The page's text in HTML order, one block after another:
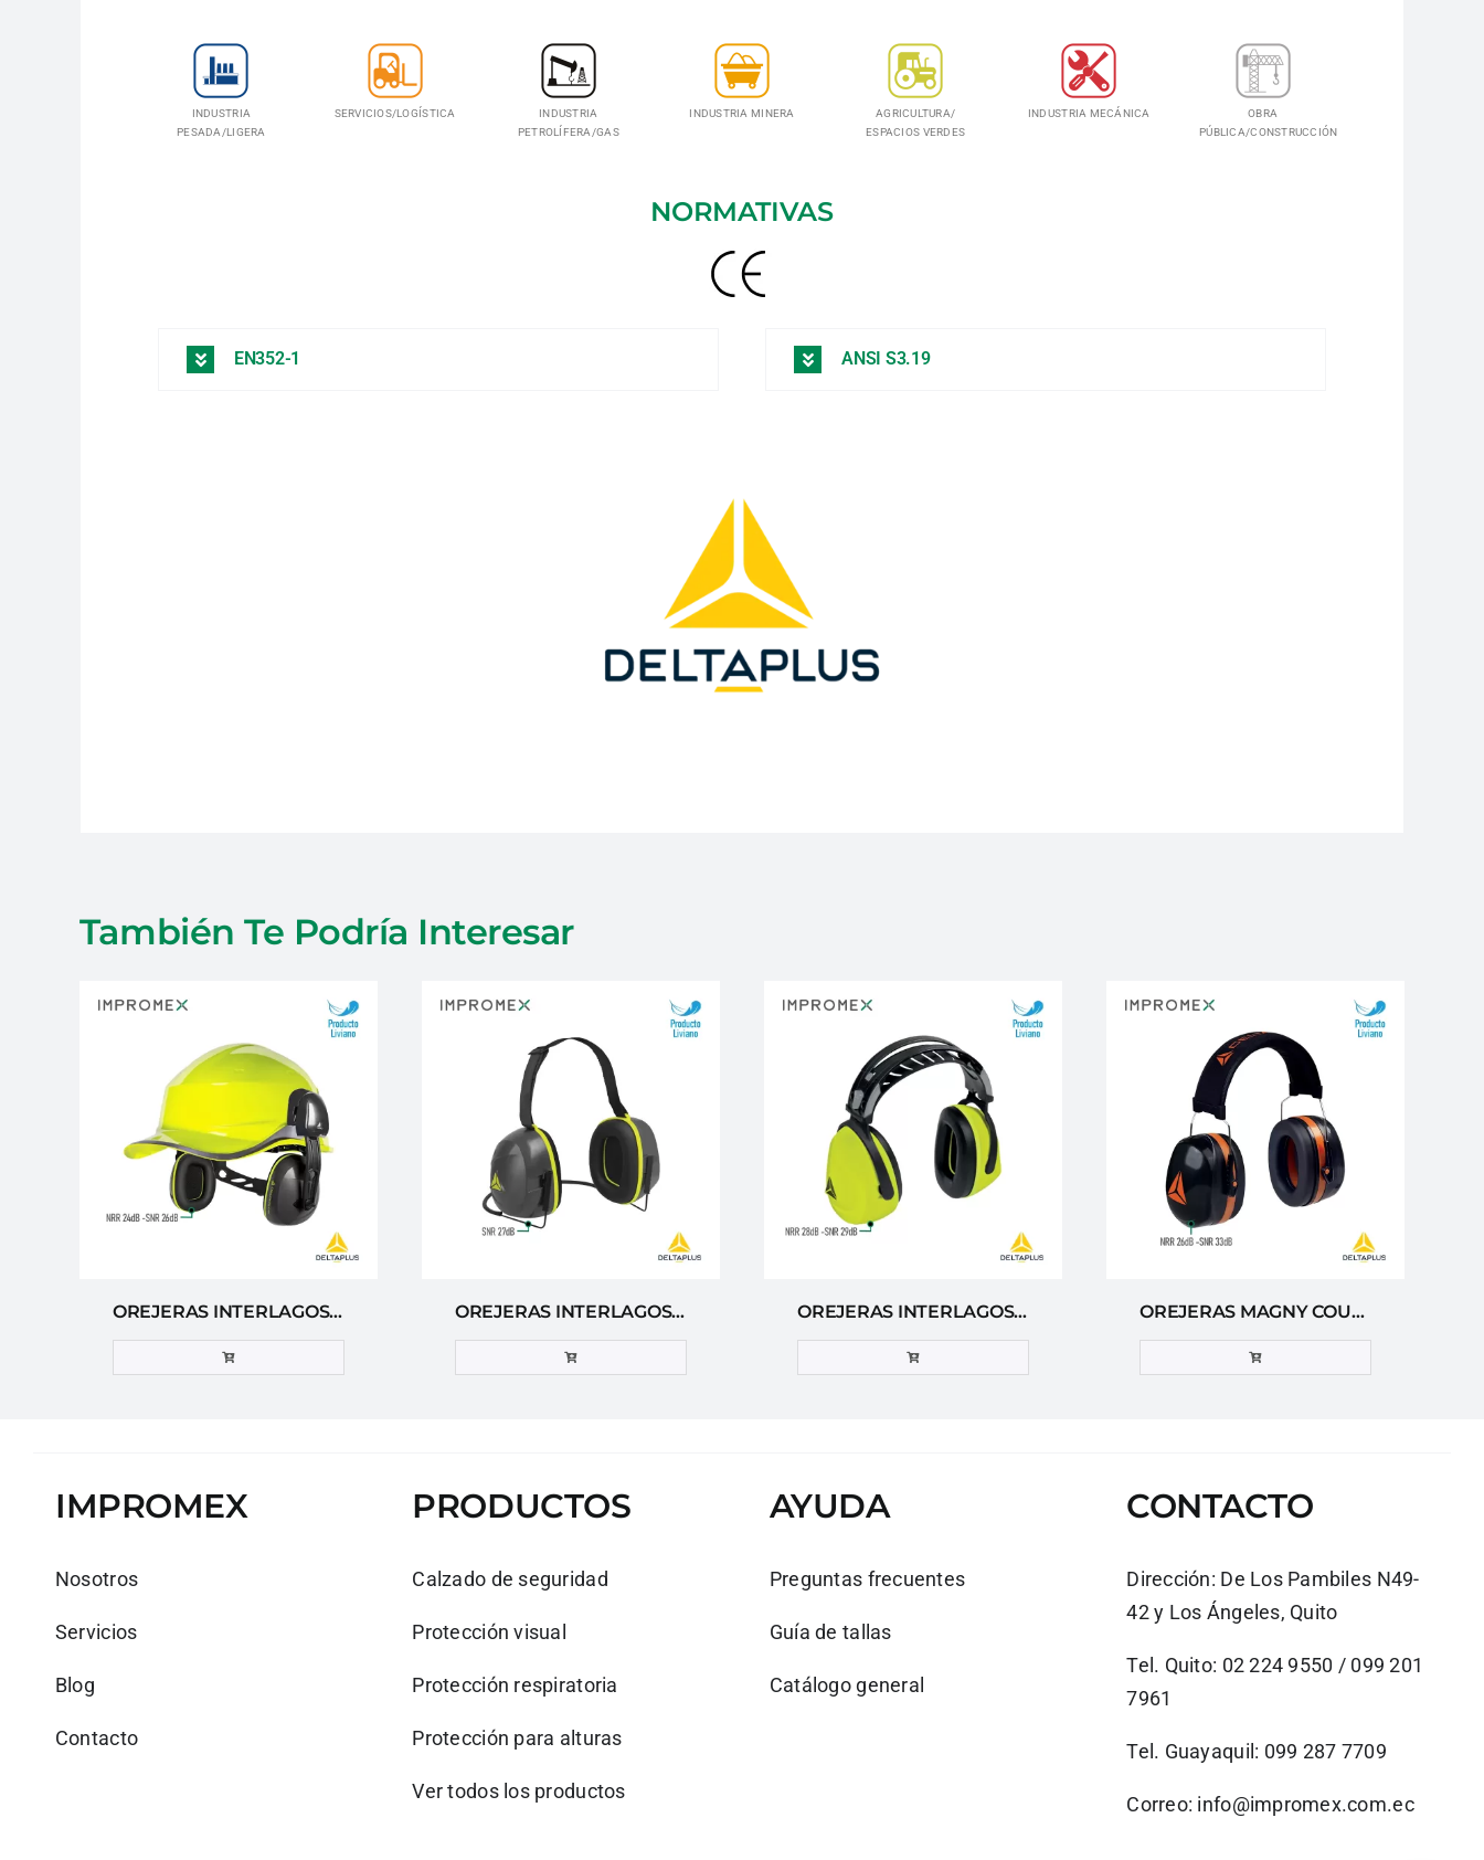
INDUSTRIA
PESADA/LIGERA
SERVICIOS/LOGÍSTICA
INDUSTRIA
PETROLÍFERA/GAS
INDUSTRIA MINERA
AGRICULTURA/
ESPACIOS VERDES
INDUSTRIA MECÁNICA
OBRA
PÚBLICA/CONSTRUCCIÓN
NORMATIVAS
EN352-1 ANSI S3.19
También Te Podría Interesar
OREJERAS INTERLAGOS LIGHTHE PARA CASCO DELTA PLUS OREJERAS INTERLAGOS NB 2 DELTA PLUS OREJERAS INTERLAGOS2 DELTA PLUS OREJERAS MAGNY COURS 2 DELTA PLUS
IMPROMEX
Nosotros
Servicios
Blog
Contacto
PRODUCTOS
Calzado de seguridad
Protección visual
Protección respiratoria
Protección para alturas
Ver todos los productos
AYUDA
Preguntas frecuentes
Guía de tallas
Catálogo general
CONTACTO
Dirección: De Los Pambiles N49-
42 y Los Ángeles, Quito
Tel. Quito: 02 224 9550 / 099 201
7961
Tel. Guayaquil: 099 287 7709
Correo: info@impromex.com.ec